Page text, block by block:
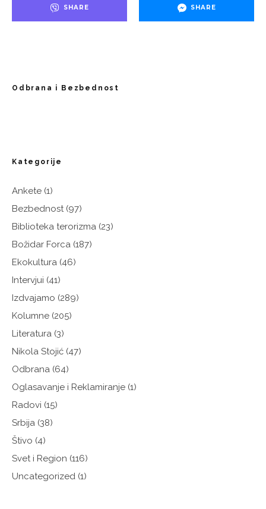
SHARE SHARE
Odbrana i Bezbednost
Kategorije
Ankete (1)
Bezbednost(97)
Biblioteka terorizma (23)
Božidar Forca (187)
Ekokultura (46)
Intervjui (41)
Izdvajamo (289)
Kolumne (205)
Literatura (3)
Nikola Stojić (47)
Odbrana (64)
Oglasavanje i Reklamiranje (1)
Radovi (15)
Srbija (38)
Štivo (4)
Svet i Region (116)
Uncategorized (1)